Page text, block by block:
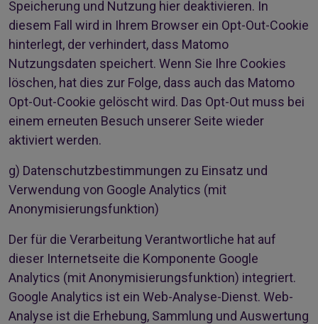
Speicherung und Nutzung hier deaktivieren. In
diesem Fall wird in Ihrem Browser ein Opt-Out-Cookie
hinterlegt, der verhindert, dass Matomo
Nutzungsdaten speichert. Wenn Sie Ihre Cookies
löschen, hat dies zur Folge, dass auch das Matomo
Opt-Out-Cookie gelöscht wird. Das Opt-Out muss bei
einem erneuten Besuch unserer Seite wieder
aktiviert werden.
g) Datenschutzbestimmungen zu Einsatz und
Verwendung von Google Analytics (mit
Anonymisierungsfunktion)
Der für die Verarbeitung Verantwortliche hat auf
dieser Internetseite die Komponente Google
Analytics (mit Anonymisierungsfunktion) integriert.
Google Analytics ist ein Web-Analyse-Dienst. Web-
Analyse ist die Erhebung, Sammlung und Auswertung